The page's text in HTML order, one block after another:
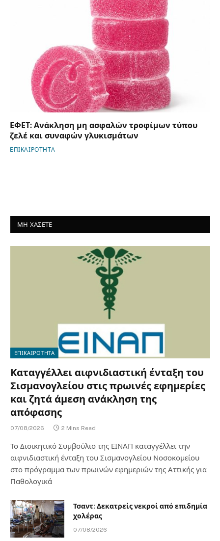
ΕΦΕΤ: Ανάκληση μη ασφαλών τροφίμων τύπου
ζελέ και συναφών γλυκισμάτων
ΕΠΙΚΑΙΡΟΤΗΤΑ
ΜΗ ΧΑΣΕΤΕ
ΕΠΙΚΑΙΡΟΤΗΤΑ
Καταγγέλλει αιφνιδιαστική ένταξη του
Σισμανογλείου στις πρωινές εφημερίες
και ζητά άμεση ανάκληση της
απόφασης
07/08/2026 2 Mins Read
Το Διοικητικό Συμβούλιο της ΕΙΝΑΠ καταγγέλλει την
αιφνιδιαστική ένταξη του Σισμανογλείου Νοσοκομείου
στο πρόγραμμα των πρωινών εφημεριών της Αττικής για
Παθολογικά
Τσαντ: Δεκατρείς νεκροί από επιδημία
χολέρας
07/08/2026